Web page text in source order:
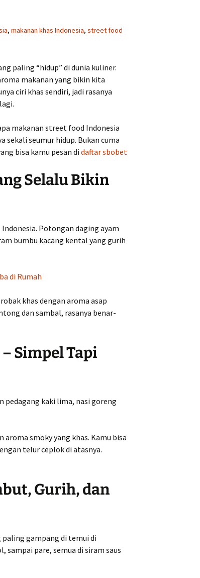
, makanan khas Indonesia, street food
paling “hidup” di dunia kuliner.
makanan yang bikin kita
ciri khas sendiri, jadi rasanya
makanan street food Indonesia
sekali seumur hidup. Bukan cuma
bisa kamu pesan didaftar sbobet
Selalu Bikin
Potongan daging ayam
bumbu kacang kental yang gurih
di Rumah
khas dengan aroma asap
dan sambal, rasanya benar-
Simpel Tapi
pedagang kaki lima, nasi goreng
aroma smoky yang khas. Kamu bisa
telur ceplok di atasnya.
Gurih, dan
paling gampang di temui di
sampai pare, semua di siram saus